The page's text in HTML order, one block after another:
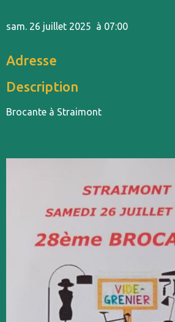
sam. 26 juillet 2025 à 07:00
Adresse
Description
Brocante à Straimont